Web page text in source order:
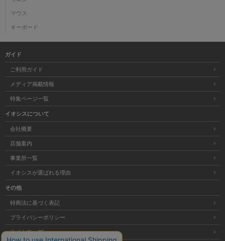
マウス
キーボード
ガイド
ご利用ガイド
メディア掲載情報
特集ページ一覧
イオシスについて
会社概要
店舗案内
事業所一覧
イオシスが選ばれる理由
その他
特商法に基づく表記
プライバシーポリシー
サイトマップ